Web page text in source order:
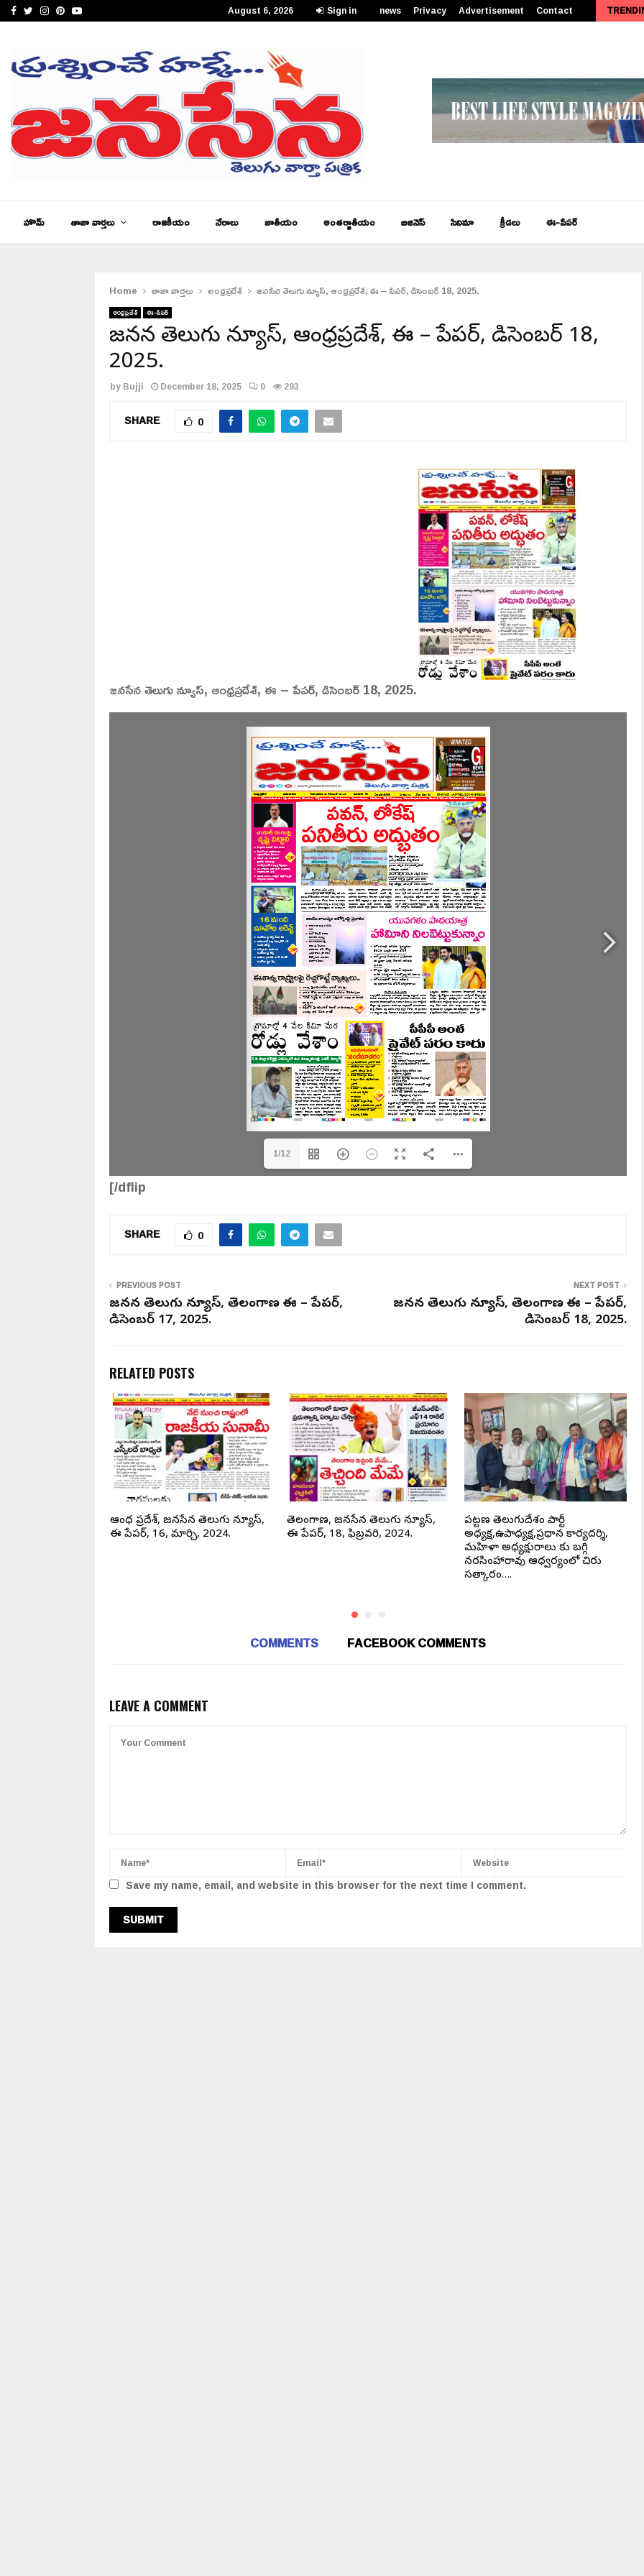
Facebook
Twitter
Instagram
Pinterest
Youtube August 6, 2026 Sign in news Privacy Advertisement Contact
పీఎం కేంద్రీయ విద్యాలయం సత్తెనపల్లిలో 11వ తరగతి ప్రారంభోత్సవం… జనసేన తెలుగు న్యూస్, ఆంధ్రప్రదేశ్ ఈ – పేపర్,…
హొమ్ తాజా వార్తలు రాజకీయం నేరాలు జాతీయం అంతర్జాతీయం బిజినెస్ సినిమా క్రీడలు ఈ-పేపర్
Home తాజా వార్తలు అంధ్రప్రదేశ్ జనసేన తెలుగు న్యూస్, ఆంధ్రప్రదేశ్, ఈ – పేపర్, డిసెంబర్ 18, 2025.
అంధ్రప్రదేశ్ ఈ-పేపర్
జనసేన తెలుగు న్యూస్, ఆంధ్రప్రదేశ్, ఈ – పేపర్, డిసెంబర్ 18,
2025.
byBujji December 18, 2025 0 293
SHARE 0
జనసేన తెలుగు న్యూస్, ఆంధ్రప్రదేశ్, ఈ – పేపర్, డిసెంబర్ 18, 2025.
1/12
[/dflip
SHARE 0
PREVIOUS POST
జనసేన తెలుగు న్యూస్, తెలంగాణ ఈ – పేపర్,
డిసెంబర్ 17, 2025.
NEXT POST
జనసేన తెలుగు న్యూస్, తెలంగాణ ఈ – పేపర్,
డిసెంబర్ 18, 2025.
RELATED POSTS
ఆంధ్ర ప్రదేశ్, జనసేన తెలుగు న్యూస్,
ఈ పేపర్, 16, మార్చి, 2024.
తెలంగాణ, జనసేన తెలుగు న్యూస్,
ఈ పేపర్, 18, ఫిబ్రవరి, 2024.
పట్టణ తెలుగుదేశం పార్టీ
అధ్యక్ష,ఉపాధ్యక్ష,ప్రధాన కార్యదర్శి,
మహిళా అధ్యక్షురాలు కు బగ్గి
నరసింహారావు ఆధ్వర్యంలో చిరు
సత్కారం….
COMMENTS FACEBOOK COMMENTS
LEAVE A COMMENT
Save my name, email, and website in this browser for the next time I comment.